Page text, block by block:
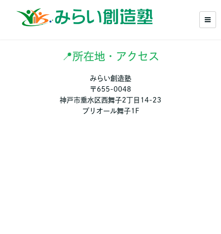
📍所在地・アクセス
みらい創造塾
〒655-0048
神戸市垂水区西舞子2丁目14-23
プリオール舞子1F